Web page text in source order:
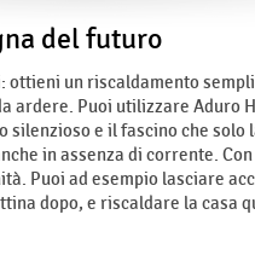
del futuro
ottieni un riscaldamento
ardere. Puoi utilizzare Aduro
e il fascino che solo
in assenza di corrente.
Puoi ad esempio lasciare
dopo, e riscaldare la casa